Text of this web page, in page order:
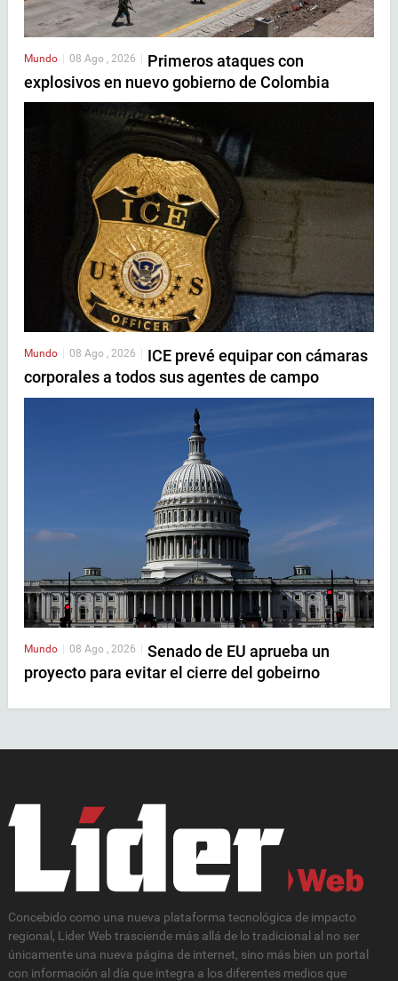
Mundo | 08 Ago , 2026 | Primeros ataques con
explosivos en nuevo gobierno de Colombia
Mundo 08 Ago , 2026
ICE prevé equipar con cámaras
corporales a todos sus agentes de campo
Mundo | 08 Ago , 2026 | Senado de EU aprueba un
proyecto para evitar el cierre del gobeirno
Concebido como una nueva plataforma tecnológica de impacto
regional, Lider Web trasciende más allá de lo tradicional al no ser
únicamente una nueva página de internet, sino más bien un portal
con información al día que integra a los diferentes medios que